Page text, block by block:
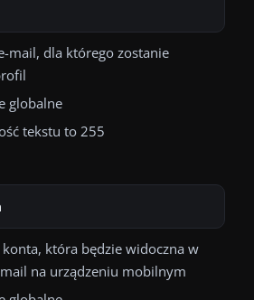
mail, dla którego zostanie
globalne
tekstu to 255
która będzie widoczna w
na urządzeniu mobilnym